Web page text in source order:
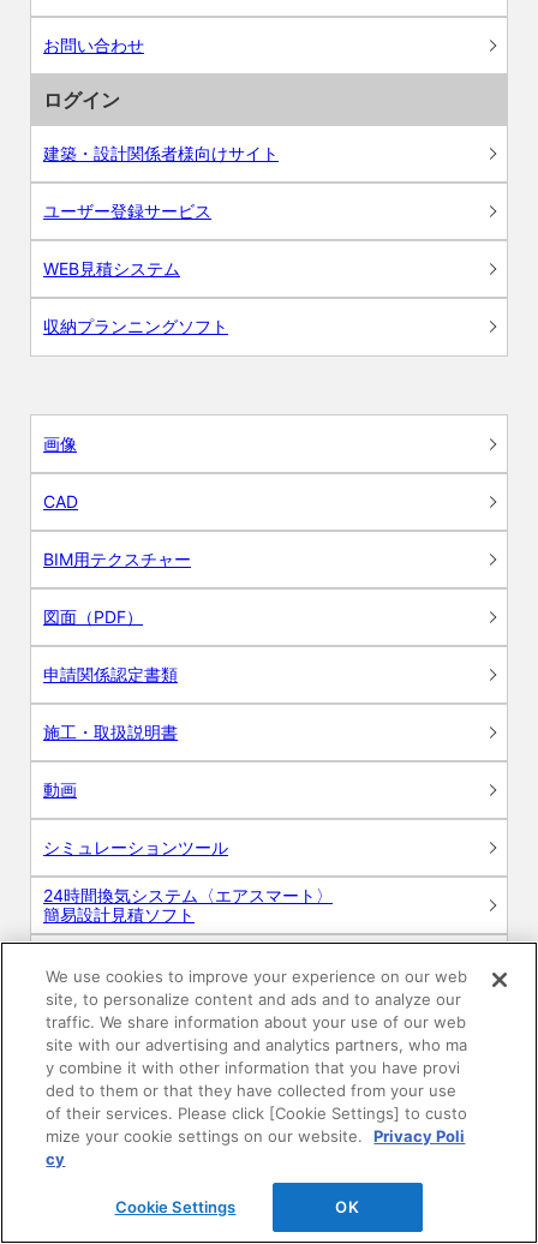
お問い合わせ
ログイン
建築・設計関係者様向けサイト
ユーザー登録サービス
WEB見積システム
収納プランニングソフト
画像
CAD
BIM用テクスチャー
図面（PDF）
申請関係認定書類
施工・取扱説明書
動画
シミュレーションツール
24時間換気システム〈エアスマート〉
簡易設計見積ソフト
商品マスター申し込み
電子公告 このWEBサイトについて
We use cookies to improve your experience on our web
site, to personalize content and ads and to analyze our
traffic. We share information about your use of our web
site with our advertising and analytics partners, who ma
y combine it with other information that you have provi
ded to them or that they have collected from your use
of their services. Please click [Cookie Settings] to custo
mize your cookie settings on our website.
Privacy Poli
cy
Cookie Settings OK